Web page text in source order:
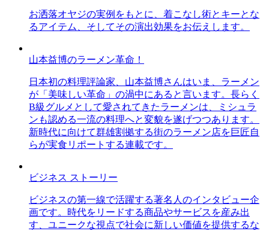
お洒落オヤジの実例をもとに、着こなし術とキーとな
るアイテム、そしてその演出効果をお伝えします。
山本益博のラーメン革命！
日本初の料理評論家、山本益博さんはいま、ラーメン
が「美味しい革命」の渦中にあると言います。長らく
B級グルメとして愛されてきたラーメンは、ミシュラ
ンも認める一流の料理へと変貌を遂げつつあります。
新時代に向けて群雄割拠する街のラーメン店を巨匠自
らが実食リポートする連載です。
ビジネス ストーリー
ビジネスの第一線で活躍する著名人のインタビュー企
画です。時代をリードする商品やサービスを産み出
す、ユニークな視点で社会に新しい価値を提供するな